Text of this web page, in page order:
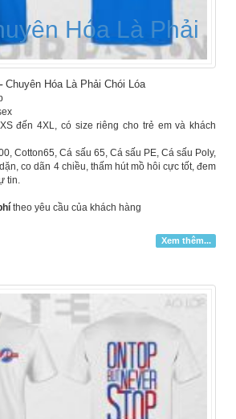
Hóa Là Phải
Chuyên Hóa Là Phải Chói Lóa
đến 4XL, có size riêng cho trẻ em và khách
Cotton65, Cá sấu 65, Cá sấu PE, Cá sấu Poly,
co dãn 4 chiều, thấm hút mồ hôi cực tốt, đem
tin.
theo yêu cầu của khách hàng
Xem thêm...